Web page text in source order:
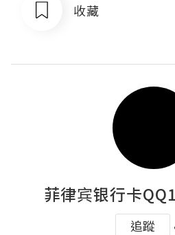
收藏
菲律宾银行卡
追蹤